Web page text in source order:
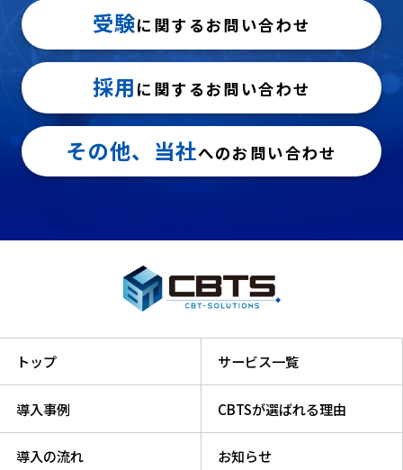
受験に関するお問い合わせ
採用 に関するお問い合わせ
その他、当社へのお問い合わせ
トップ サービス一覧
導入事例 CBTSが選ばれる理由
導入の流れ お知らせ